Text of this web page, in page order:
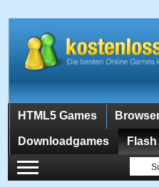
HTML5 Games
Downloadgames